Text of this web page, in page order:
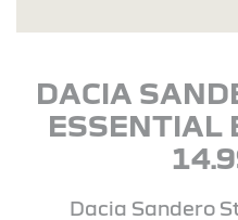
DACIA
ESSENTIAL
Dacia Sandero